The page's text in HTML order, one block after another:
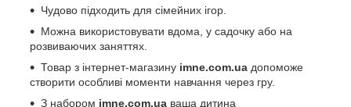
Чудово підходить для сімейних ігор.
Можна використовувати вдома, у садочку або на
розвиваючих заняттях.
Товар з інтернет-магазину imne.com.ua допоможе
створити особливі моменти навчання через гру.
З набором imne.com.ua ваша дитина